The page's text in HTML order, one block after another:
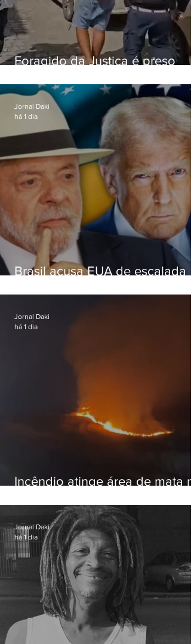
Foragido da Justiça é preso
RJ-106, em Maricá
Brasil acusa EUA de escalada
embaixadora
Jornal Daki
há 1 dia
Incêndio atinge área de mata
Iguaçu
Jornal Daki
há 1 dia
Jornal Daki
há 1 dia